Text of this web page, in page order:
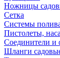
Ножницы
Сетка
Системы
Пистолеты,
Соединители и
Шланги